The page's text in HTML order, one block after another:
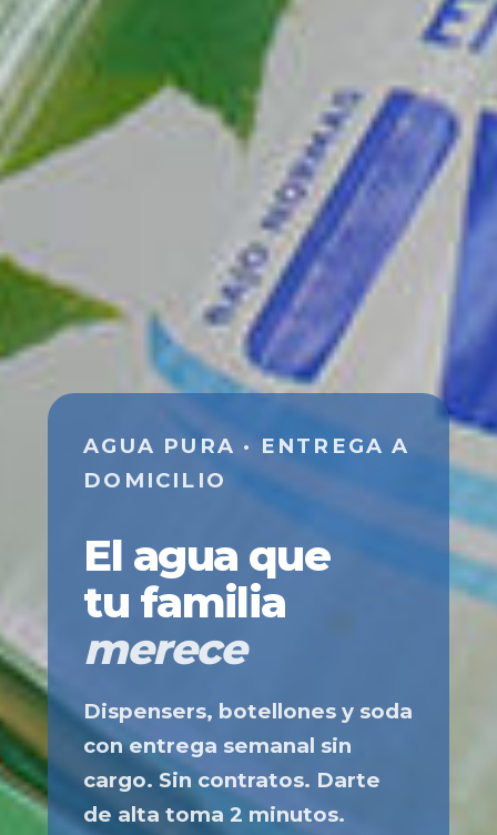
AGUA PURA · ENTREGA A
DOMICILIO
El agua que
tu familia
merece
Dispensers, botellones y soda
con entrega semanal sin
cargo. Sin contratos. Darte
de alta toma 2 minutos.